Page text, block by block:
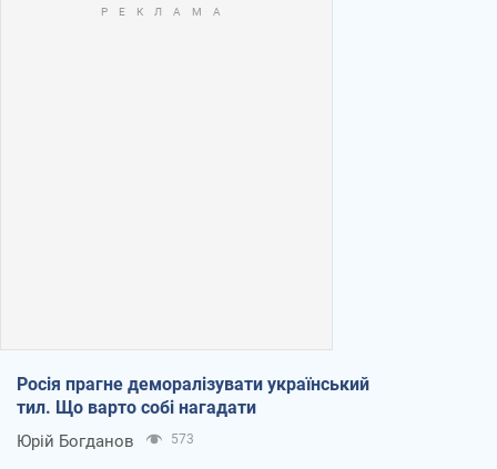
Росія прагне деморалізувати український
тил. Що варто собі нагадати
Юрій Богданов 573